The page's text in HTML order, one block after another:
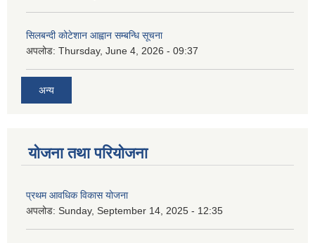
सिलबन्दी कोटेशान आह्वान सम्बन्धि सूचना
अपलोड: Thursday, June 4, 2026 - 09:37
अन्य
योजना तथा परियोजना
प्रथम आवधिक विकास योजना
अपलोड: Sunday, September 14, 2025 - 12:35